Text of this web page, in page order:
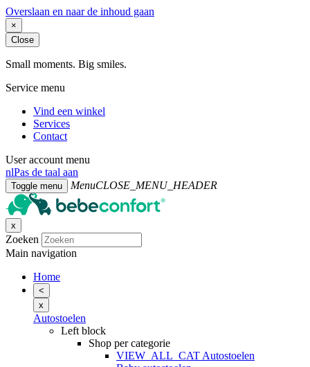
Overslaan en naar de inhoud gaan
×
Close
Small moments. Big smiles.
Service menu
Vind een winkel
Services
Contact
User account menu
nlPas de taal aan
Toggle menu MenuCLOSE_MENU_HEADER
x
Zoeken
Main navigation
Home
<
x
Autostoelen
Left block
Shop per categorie
VIEW_ALL_CAT Autostoelen